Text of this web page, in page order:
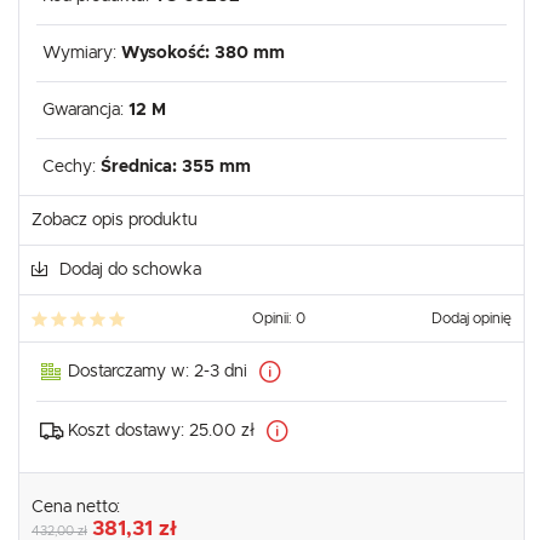
Wymiary: Wysokość: 380 mm
Gwarancja: 12 M
Cechy: Średnica: 355 mm
Zobacz opis produktu
Dodaj do schowka
Opinii: 0 Dodaj opinię
Dostarczamy w: 2-3 dni
Koszt dostawy: 25.00 zł
Cena netto:
432,00 zł 381,31 zł